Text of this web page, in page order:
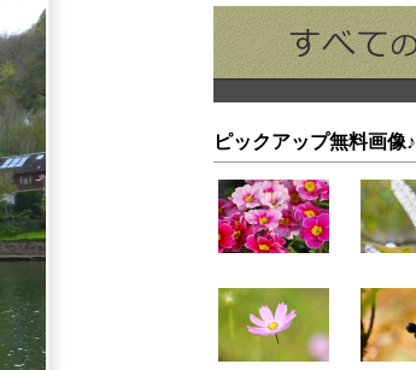
ピックアップ無料画像♪